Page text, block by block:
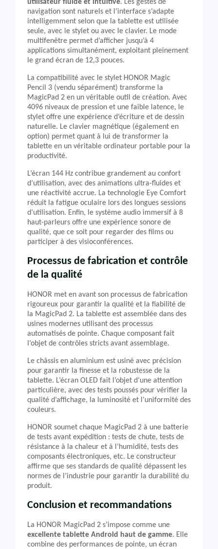
utilisateur fluide et intuitive. Les gestes de
navigation sont naturels et l’interface s’adapte
intelligemment selon que la tablette est utilisée
seule, avec le stylet ou avec le clavier. Le mode
multifenêtre permet d’afficher jusqu’à 4
applications simultanément, exploitant pleinement
le grand écran de 12,3 pouces.
La compatibilité avec le stylet HONOR Magic
Pencil 3 (vendu séparément) transforme la
MagicPad 2 en un véritable outil de création. Avec
4096 niveaux de pression et une faible latence, le
stylet offre une expérience d’écriture et de dessin
naturelle. Le clavier magnétique (également en
option) permet quant à lui de transformer la
tablette en un véritable ordinateur portable pour la
productivité.
L’écran 144 Hz contribue grandement au confort
d’utilisation, avec des animations ultra-fluides et
une réactivité accrue. La technologie Eye Comfort
réduit la fatigue oculaire lors des longues sessions
d’utilisation. Enfin, le système audio immersif à 8
haut-parleurs offre une expérience sonore de
qualité, que ce soit pour regarder des films ou
participer à des visioconférences.
Processus de fabrication et contrôle
de la qualité
HONOR met en avant son processus de fabrication
rigoureux pour garantir la qualité et la fiabilité de
la MagicPad 2. La tablette est assemblée dans des
usines modernes utilisant des processus
automatisés de pointe. Chaque composant fait
l’objet de contrôles stricts avant assemblage.
Le châssis en aluminium est usiné avec précision
pour garantir la finesse et la robustesse de la
tablette. L’écran OLED fait l’objet d’une attention
particulière, avec des tests poussés pour vérifier la
qualité d’affichage, la luminosité et l’uniformité des
couleurs.
HONOR soumet chaque MagicPad 2 à une batterie
de tests avant expédition : tests de chute, tests de
résistance à la chaleur et à l’humidité, tests des
composants électroniques, etc. Le constructeur
affirme que ses standards de qualité dépassent les
normes de l’industrie pour garantir la durabilité du
produit.
Conclusion et recommandations
La HONOR MagicPad 2 s’impose comme une
excellente tablette Android haut de gamme. Elle
combine des performances de pointe, un écran